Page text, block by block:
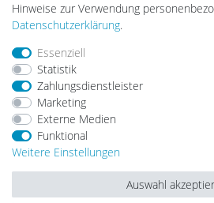
Barrierefreiheitserklärung
Hinweise zur Verwendung
Daten­schutz­erklärung.
Essenziell
Statistik
Zahlungsdienstleister
Marketing
Externe Medien
Funktional
Weitere Einstellungen
Auswahl